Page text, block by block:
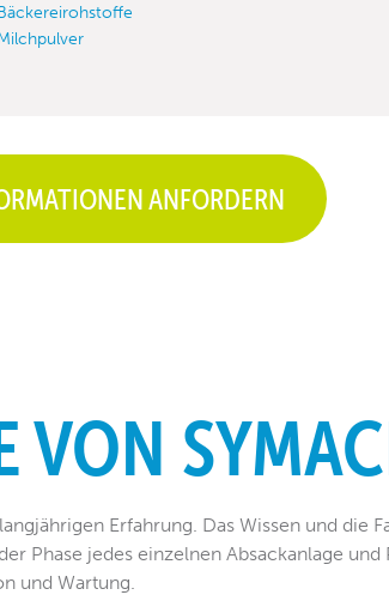
ANFORDERN
VON
Erfahrung. Das Wissen und die
Phase jedes einzelnen Absackanlage und
und Wartung.